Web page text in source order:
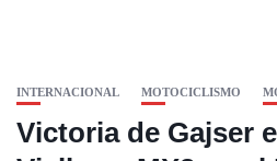
INTERNACIONAL MOTOCICLISMO
Victoria de Gajser